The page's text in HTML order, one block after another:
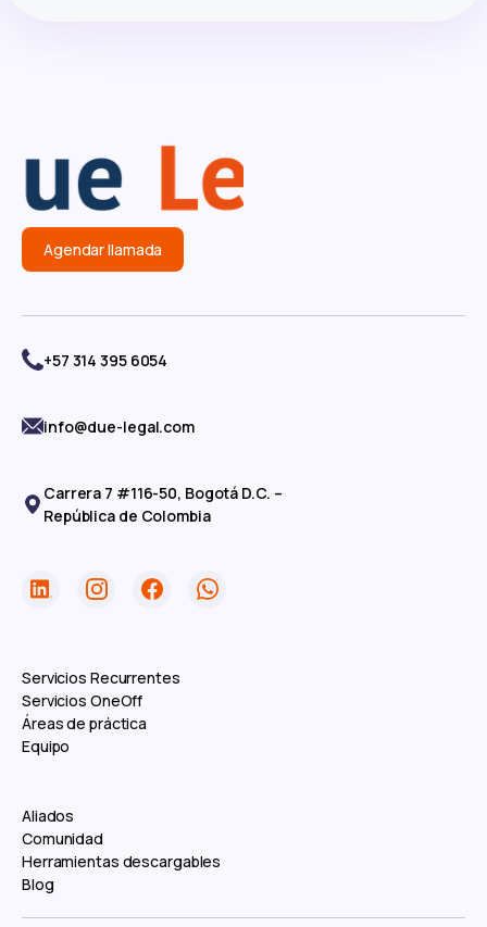
Agendar llamada
+57 314 395 6054
info@due-legal.com
Carrera 7 #116-50, Bogotá D.C. –
República de Colombia
Servicios Recurrentes
Servicios OneOff
Áreas de práctica
Equipo
Aliados
Comunidad
Herramientas descargables
Blog